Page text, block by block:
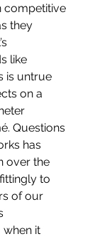
competitive
they
like
is untrue
on a
Questions
has
over the
to
of our
when it